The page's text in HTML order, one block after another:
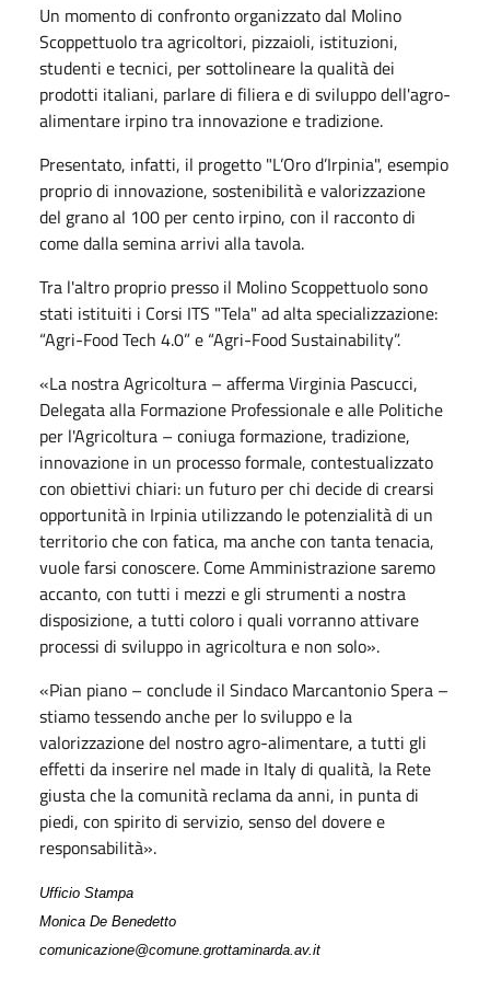
Un momento di confronto organizzato dal Molino
Scoppettuolo tra agricoltori, pizzaioli, istituzioni,
studenti e tecnici, per sottolineare la qualità dei
prodotti italiani, parlare di filiera e di sviluppo dell'agro-
alimentare irpino tra innovazione e tradizione.
Presentato, infatti, il progetto "L’Oro d’Irpinia", esempio
proprio di innovazione, sostenibilità e valorizzazione
del grano al 100 per cento irpino, con il racconto di
come dalla semina arrivi alla tavola.
Tra l'altro proprio presso il Molino Scoppettuolo sono
stati istituiti i Corsi ITS "Tela" ad alta specializzazione:
“Agri-Food Tech 4.0” e “Agri-Food Sustainability”.
«La nostra Agricoltura – afferma Virginia Pascucci,
Delegata alla Formazione Professionale e alle Politiche
per l'Agricoltura – coniuga formazione, tradizione,
innovazione in un processo formale, contestualizzato
con obiettivi chiari: un futuro per chi decide di crearsi
opportunità in Irpinia utilizzando le potenzialità di un
territorio che con fatica, ma anche con tanta tenacia,
vuole farsi conoscere. Come Amministrazione saremo
accanto, con tutti i mezzi e gli strumenti a nostra
disposizione, a tutti coloro i quali vorranno attivare
processi di sviluppo in agricoltura e non solo».
«Pian piano – conclude il Sindaco Marcantonio Spera –
stiamo tessendo anche per lo sviluppo e la
valorizzazione del nostro agro-alimentare, a tutti gli
effetti da inserire nel made in Italy di qualità, la Rete
giusta che la comunità reclama da anni, in punta di
piedi, con spirito di servizio, senso del dovere e
responsabilità».
Ufficio Stampa
Monica De Benedetto
comunicazione@comune.grottaminarda.av.it